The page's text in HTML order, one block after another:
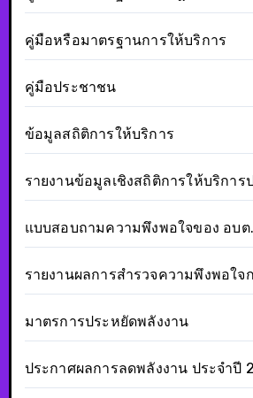
คู่มือหรือมาตรฐานการให้บริการ
คู่มือประชาชน
ข้อมูลสถิติการให้บริการ
รายงานข้อมูลเชิงสถิติการให้บริการ
แบบสอบถามความพึงพอใจของ อบต
รายงานผลการสำรวจความพึงพอใจ
มาตรการประหยัดพลังงาน
ประกาศผลการลดพลังงาน ประจำปี